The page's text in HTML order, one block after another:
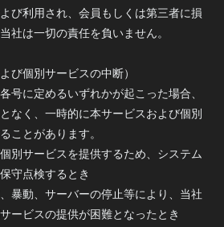
び利用され、会員もしくは第三者に損
社は一切の責任を負いません。
び個別サービスの中断）
号に定めるいずれかが起こった場合、
なく、一時的に本サービスおよび個別
ことがあります。
別サービスを提供するため、システム
守点検するとき
暴動、サーバーの停止等により、当社
ービスの提供が困難となったとき